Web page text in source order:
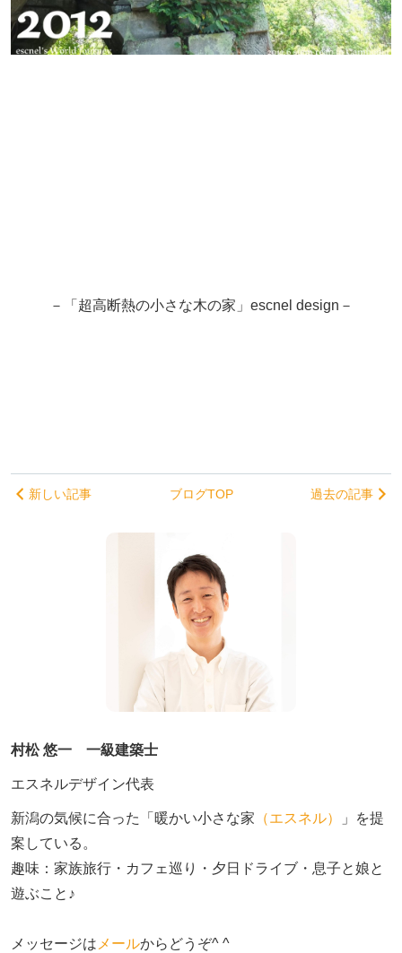
－「超高断熱の小さな木の家」escnel design－
新しい記事 ブログTOP 過去の記事
村松 悠一 一級建築士
エスネルデザイン代表
新潟の気候に合った「暖かい小さな家 （エスネル）
」を提
案している。
趣味：家族旅行・カフェ巡り・夕日ドライブ・息子と娘と
遊ぶこと♪
メッセージは メールからどうぞ^ ^